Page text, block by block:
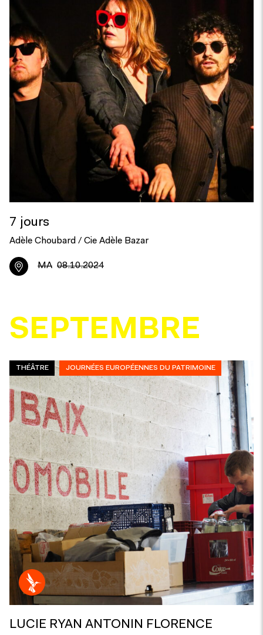
7 jours
Adèle Choubard / Cie Adèle Bazar
MA 08.10.2024
SEPTEMBRE
THÉÂTRE JOURNÉES EUROPÉENNES DU PATRIMOINE
LUCIE RYAN ANTONIN FLORENCE